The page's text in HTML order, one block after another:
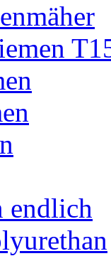
endlich